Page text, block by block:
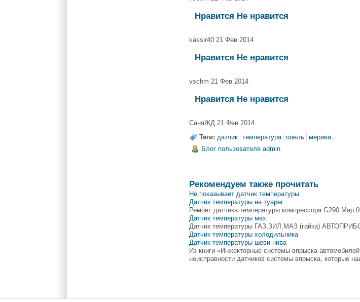
Нравится Не нравится
kassir40 21 Фев 2014
Нравится Не нравится
vschm 21 Фев 2014
Нравится Не нравится
СаняЖД 21 Фев 2014
Теги: датчик температура опель
мерива
Блог пользователя admin
Рекомендуем также прочитать
Не показывает датчик температуры
Датчик температуры на туарег
Ремонт датчика температуры компрессора G290 Мар
Датчик температуры маз
Датчик температуры ГАЗ,ЗИЛ,МАЗ (гайка)
Датчик температуры холодильника
Датчик температуры шеви нива
Из книги «Инжекторные системы впрыска
неисправности датчиков системы впрыска, которые